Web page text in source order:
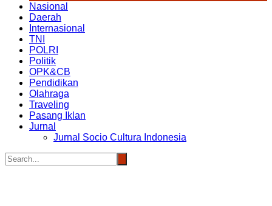
Nasional
Daerah
Internasional
TNI
POLRI
Politik
OPK&CB
Pendidikan
Olahraga
Traveling
Pasang Iklan
Jurnal
Jurnal Socio Cultura Indonesia